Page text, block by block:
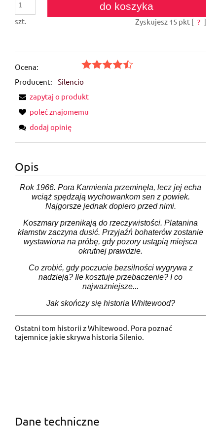
szt.
do koszyka
Zyskujesz 15pkt [ ? ]
Ocena:
Producent:
Silencio
zapytaj o produkt
poleć znajomemu
dodaj opinię
Opis
Rok 1966. Pora Karmienia przeminęła, lecz jej echa
wciąż spędzają wychowankom sen z powiek.
Najgorsze jednak dopiero przed nimi.
Koszmary przenikają do rzeczywistości. Platanina
kłamstw zaczyna dusić. Przyjaźń bohaterów zostanie
wystawiona na próbę, gdy pozory ustąpią miejsca
okrutnej prawdzie.
Co zrobić, gdy poczucie bezsilności wygrywa z
nadzieją? Ile kosztuje przebaczenie? I co
najważniejsze...
Jak skończy się historia Whitewood?
Ostatni tom historii z Whitewood. Pora poznać
tajemnice jakie skrywa historia Silenio.
Dane techniczne